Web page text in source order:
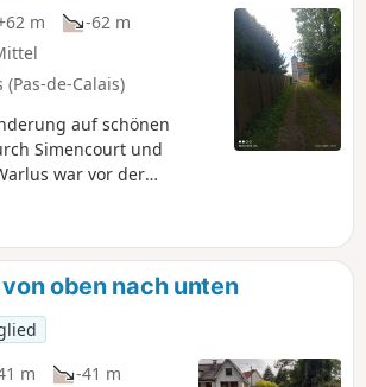
m
-62 m
de-Calais)
auf schönen
Simencourt und
war vor der
mit einigen
ist für Familien
oben nach unten
m
-41 m